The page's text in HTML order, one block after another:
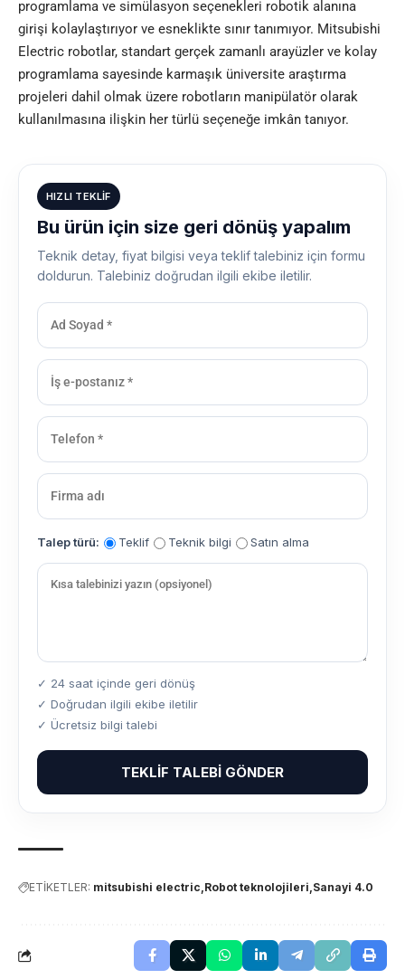
programlama ve simülasyon seçenekleri robotik alanına
girişi kolaylaştırıyor ve esneklikte sınır tanımıyor. Mitsubishi
Electric robotlar, standart gerçek zamanlı arayüzler ve kolay
programlama sayesinde karmaşık üniversite araştırma
projeleri dahil olmak üzere robotların manipülatör olarak
kullanılmasına ilişkin her türlü seçeneğe imkân tanıyor.
HIZLI TEKLIF
Bu ürün için size geri dönüş yapalım
Teknik detay, fiyat bilgisi veya teklif talebiniz için formu
doldurun. Talebiniz doğrudan ilgili ekibe iletilir.
Talep türü: Teklif Teknik bilgi Satın alma
✓ 24 saat içinde geri dönüş
✓ Doğrudan ilgili ekibe iletilir
✓ Ücretsiz bilgi talebi
TEKLIF TALEBI GÖNDER
ETİKETLER: mitsubishi electric Robot teknolojileri Sanayi 4.0